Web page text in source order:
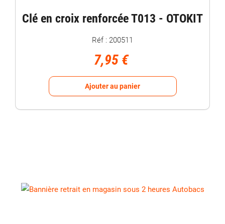
Clé en croix renforcée T013 - OTOKIT
Réf : 200511
7,95 €
Ajouter au panier